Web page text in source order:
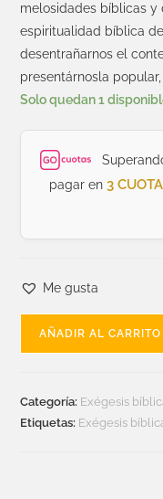
melosidades bíblicas y
espiritualidad bíblica
desentrañarnos el
presentárnosla
Solo quedan 1
pagar en 3
Me gusta
AÑADIR AL CARRITO
Categoría: Exégesis
Etiquetas: Exégesis